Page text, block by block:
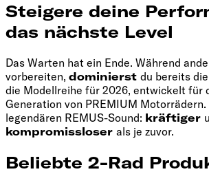
Steigere deine
das nächste Level
Das Warten hat ein Ende. Während
vorbereiten, dominierst du bereits
die Modellreihe für 2026, entwickelt für
Generation von PREMIUM
legendären REMUS-Sound: kräftiger
kompromissloser als je zuvor.
Beliebte 2-Rad